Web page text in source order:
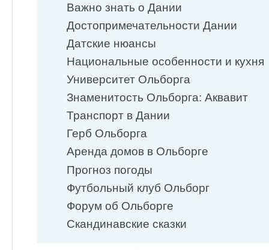
Важно знать о Дании
Достопримечательности Дании
Датские нюансы
Национальные особенности и кухня
Университет Ольборга
Знаменитость Ольборга: Аквавит
Транспорт в Дании
Герб Ольборга
Аренда домов в Ольборге
Прогноз погоды
Футбольный клуб Ольборг
Форум об Ольборге
Скандинавские сказки